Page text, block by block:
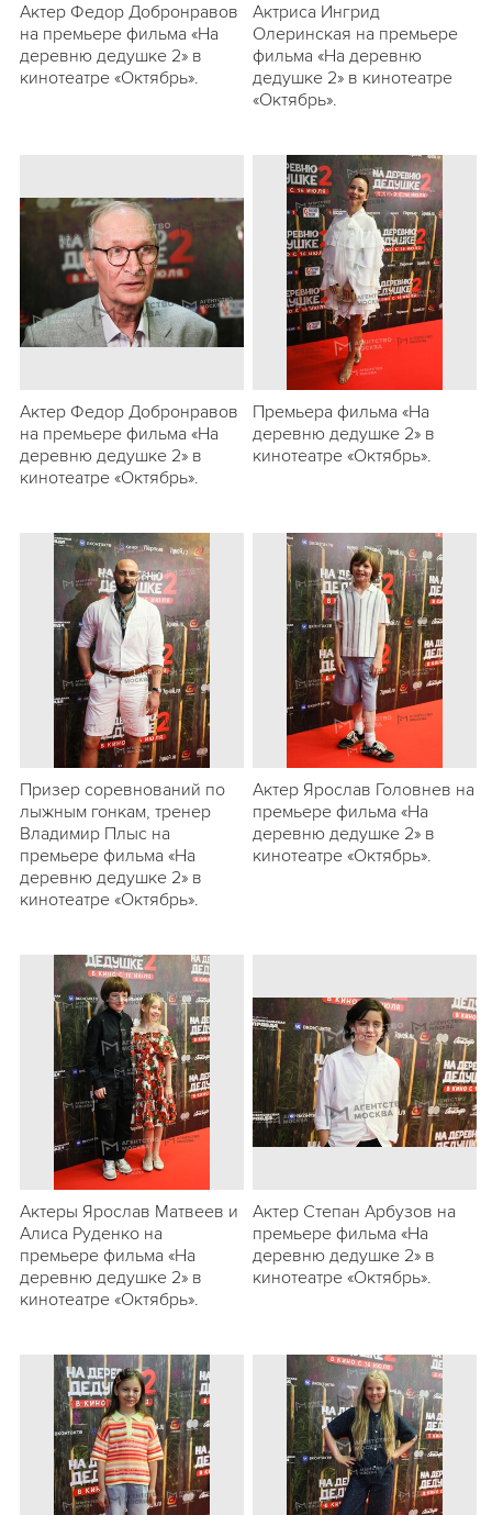
Актер Федор Добронравов
на премьере фильма «На
деревню дедушке 2» в
кинотеатре «Октябрь».
Актриса Ингрид
Олеринская на премьере
фильма «На деревню
дедушке 2» в кинотеатре
«Октябрь».
Актер Федор Добронравов
на премьере фильма «На
деревню дедушке 2» в
кинотеатре «Октябрь».
Премьера фильма «На
деревню дедушке 2» в
кинотеатре «Октябрь».
Призер соревнований по
лыжным гонкам, тренер
Владимир Плыс на
премьере фильма «На
деревню дедушке 2» в
кинотеатре «Октябрь».
Актер Ярослав Головнeв на
премьере фильма «На
деревню дедушке 2» в
кинотеатре «Октябрь».
Актеры Ярослав Матвеев и
Алиса Руденко на
премьере фильма «На
деревню дедушке 2» в
кинотеатре «Октябрь».
Актер Степан Арбузов на
премьере фильма «На
деревню дедушке 2» в
кинотеатре «Октябрь».